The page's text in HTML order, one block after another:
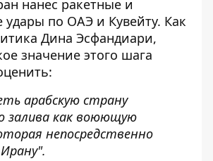
нанес ракетные и
удары по ОАЭ и Кувейту. Как
Дина Эсфандиари,
значение этого шага
арабскую страну
залива как воюющую
непосредственно